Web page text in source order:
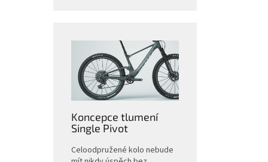
Koncepce tlumení
Single Pivot
Celoodpružené kolo nebude